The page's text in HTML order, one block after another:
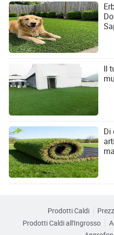
Il
Di
Prodotti Caldi
Prodotti Caldi all'Ingrosso